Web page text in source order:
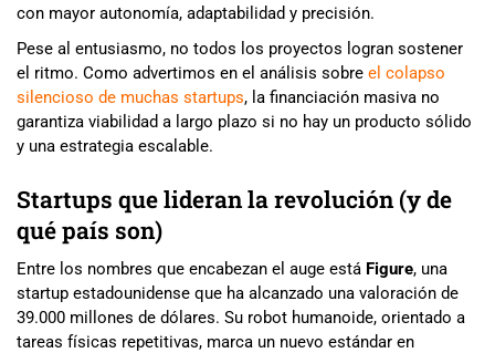
con mayor autonomía, adaptabilidad y precisión.
Pese al entusiasmo, no todos los proyectos logran sostener
el ritmo. Como advertimos en el análisis sobre el colapso
silencioso de muchas startups, la financiación masiva no
garantiza viabilidad a largo plazo si no hay un producto sólido
y una estrategia escalable.
Startups que lideran la revolución (y de
qué país son)
Entre los nombres que encabezan el auge está Figure, una
startup estadounidense que ha alcanzado una valoración de
39.000 millones de dólares. Su robot humanoide, orientado a
tareas físicas repetitivas, marca un nuevo estándar en